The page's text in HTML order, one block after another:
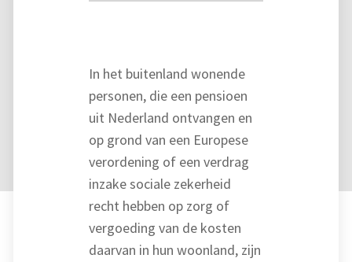
In het buitenland wonende
personen, die een pensioen
uit Nederland ontvangen en
op grond van een Europese
verordening of een verdrag
inzake sociale zekerheid
recht hebben op zorg of
vergoeding van de kosten
daarvan in hun woonland, zijn